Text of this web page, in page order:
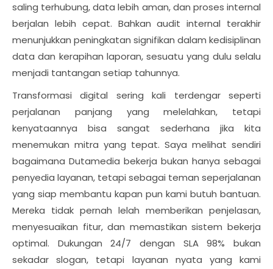
saling terhubung, data lebih aman, dan proses internal
berjalan lebih cepat. Bahkan audit internal terakhir
menunjukkan peningkatan signifikan dalam kedisiplinan
data dan kerapihan laporan, sesuatu yang dulu selalu
menjadi tantangan setiap tahunnya.
Transformasi digital sering kali terdengar seperti
perjalanan panjang yang melelahkan, tetapi
kenyataannya bisa sangat sederhana jika kita
menemukan mitra yang tepat. Saya melihat sendiri
bagaimana Dutamedia bekerja bukan hanya sebagai
penyedia layanan, tetapi sebagai teman seperjalanan
yang siap membantu kapan pun kami butuh bantuan.
Mereka tidak pernah lelah memberikan penjelasan,
menyesuaikan fitur, dan memastikan sistem bekerja
optimal. Dukungan 24/7 dengan SLA 98% bukan
sekadar slogan, tetapi layanan nyata yang kami